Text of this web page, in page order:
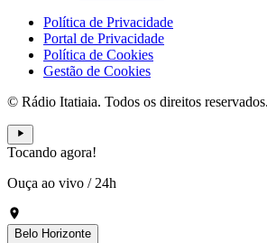
Política de Privacidade
Portal de Privacidade
Política de Cookies
Gestão de Cookies
© Rádio Itatiaia. Todos os direitos reservados.
Tocando agora!
Ouça ao vivo / 24h
Belo Horizonte